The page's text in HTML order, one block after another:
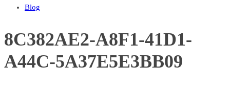
Blog
8C382AE2-A8F1-41D1-
A44C-5A37E5E3BB09